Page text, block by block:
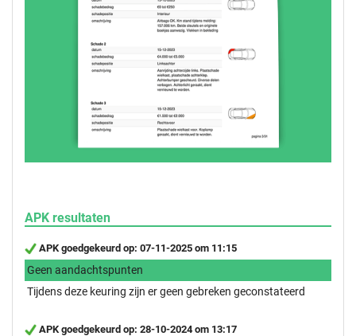
APK resultaten
APK goedgekeurd op: 07-11-2025 om 11:15
Geen aandachtspunten
Tijdens deze keuring zijn er geen gebreken geconstateerd
APK goedgekeurd op: 28-10-2024 om 13:17